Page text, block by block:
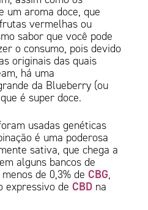
um aroma doce, que
vermelhas ou
sabor que você pode
o consumo, pois devido
originais das quais
há uma
da Blueberry (ou
é super doce.
usadas genéticas
é uma poderosa
sativa, que chega a
alguns bancos de
de 0,3% deCBG,
expressivo deCBD na